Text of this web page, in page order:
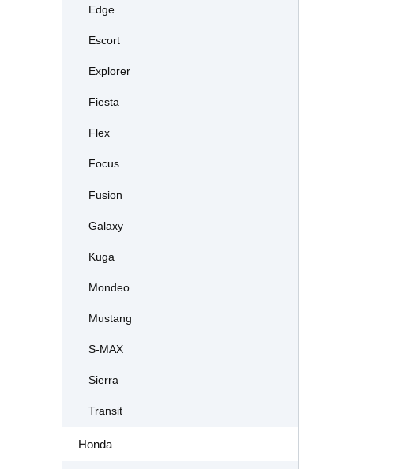
Edge
Escort
Explorer
Fiesta
Flex
Focus
Fusion
Galaxy
Kuga
Mondeo
Mustang
S-MAX
Sierra
Transit
Honda